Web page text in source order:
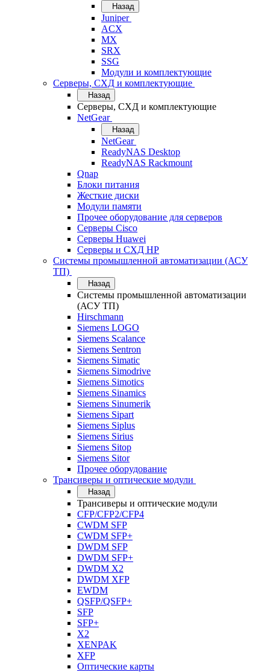
Назад
Juniper
ACX
MX
SRX
SSG
Модули и комплектующие
Серверы, СХД и комплектующие
Назад
Серверы, СХД и комплектующие
NetGear
Назад
NetGear
ReadyNAS Desktop
ReadyNAS Rackmount
Qnap
Блоки питания
Жесткие диски
Модули памяти
Прочее оборудование для серверов
Серверы Cisco
Серверы Huawei
Серверы и СХД HP
Системы промышленной автоматизации (АСУ
ТП)
Назад
Системы промышленной автоматизации
(АСУ ТП)
Hirschmann
Siemens LOGO
Siemens Scalance
Siemens Sentron
Siemens Simatic
Siemens Simodrive
Siemens Simotics
Siemens Sinamics
Siemens Sinumerik
Siemens Sipart
Siemens Siplus
Siemens Sirius
Siemens Sitop
Siemens Sitor
Прочее оборудование
Трансиверы и оптические модули
Назад
Трансиверы и оптические модули
CFP/CFP2/CFP4
CWDM SFP
CWDM SFP+
DWDM SFP
DWDM SFP+
DWDM X2
DWDM XFP
EWDM
QSFP/QSFP+
SFP
SFP+
X2
XENPAK
XFP
Оптические карты